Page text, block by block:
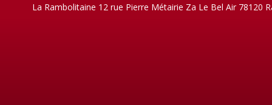
La Rambolitaine 12 rue Pierre Métairie Za Le Bel Air